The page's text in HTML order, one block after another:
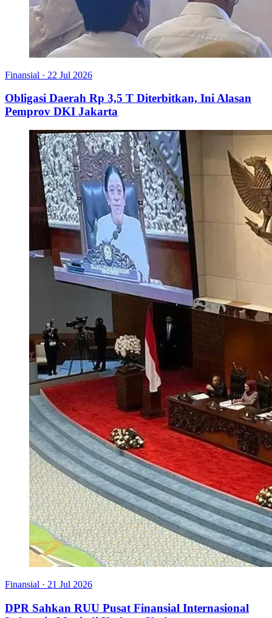
Finansial · 22 Jul 2026
Obligasi Daerah Rp 3,5 T Diterbitkan, Ini Alasan
Pemprov DKI Jakarta
Finansial · 21 Jul 2026
DPR Sahkan RUU Pusat Finansial Internasional